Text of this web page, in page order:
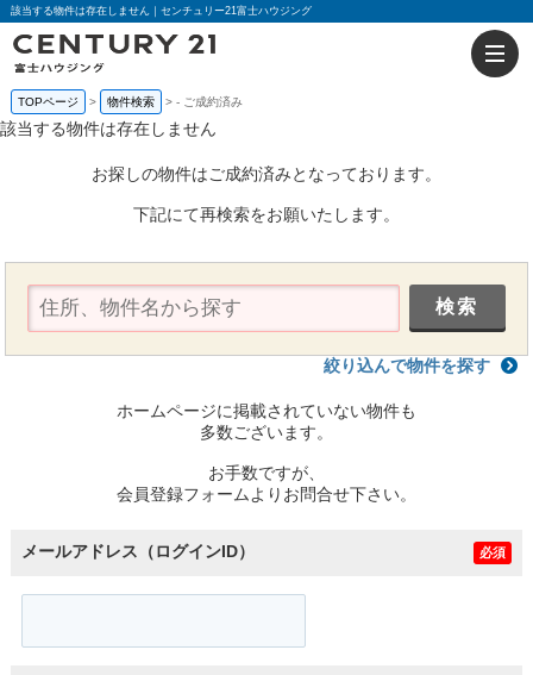
該当する物件は存在しません｜センチュリー21富士ハウジング
TOPページ 物件検索 - ご成約済み
該当する物件は存在しません
お探しの物件はご成約済みとなっております。
下記にて再検索をお願いたします。
絞り込んで物件を探す
ホームページに掲載されていない物件も
多数ございます。
お手数ですが、
会員登録フォームよりお問合せ下さい。
メールアドレス（ログインID） 必須